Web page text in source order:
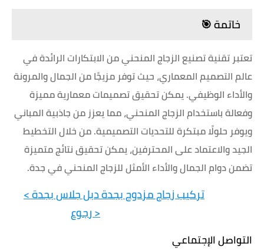
خاتمة 🎯
تعتبر تقنية تصنيع الزجاج المنحني من الابتكارات الرائدة في
عالم التصميم المعماري، حيث توفر مزيجًا من الجمال والمرونة
والأداء الوظيفي. يمكن تحقيق تصميمات معمارية مميزة
وفعالة باستخدام الزجاج المنحني، مما يعزز من جاذبية المباني
ويوفر حلولًا مبتكرة للتحديات التصميمية. من خلال التخطيط
الجيد والاعتماد على المحترفين، يمكن تحقيق نتائج متميزة
تضمن دوام الجمال والأداء الأمثل للزجاج المنحني في جدة.
< تركيب زجاج مزدوج بجدة دبل جلاس بجدة
< رجوع
التواصل الإجتماعي